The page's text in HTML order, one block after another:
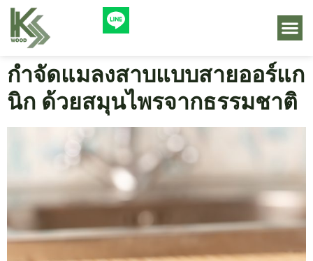
กำจัดแมลงสาบแบบสายออร์แก
นิก ด้วยสมุนไพรจากธรรมชาติ